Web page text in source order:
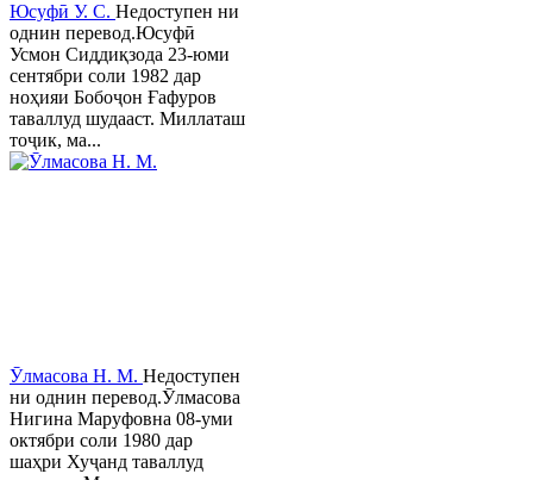
Юсуфӣ У. C. Недоступен ни
однин перевод.Юсуфӣ
Усмон Сиддиқзода 23-юми
сентябри соли 1982 дар
ноҳияи Бобоҷон Ғафуров
таваллуд шудааст. Миллаташ
тоҷик, ма...
Ӯлмасова Н. М. Недоступен
ни однин перевод.Ӯлмасова
Нигина Маруфовна 08-уми
октябри соли 1980 дар
шаҳри Хуҷанд таваллуд